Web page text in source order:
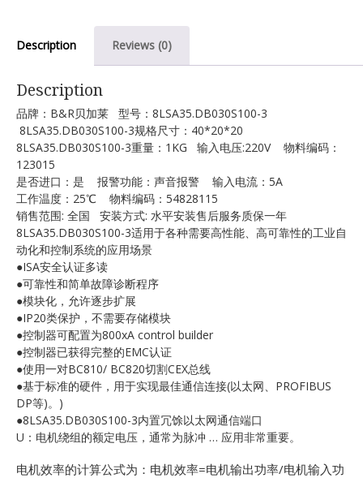
Description Reviews (0)
Description
品牌：B&R贝加莱 型号：8LSA35.DB030S100-3
8LSA35.DB030S100-3规格尺寸：40*20*20
8LSA35.DB030S100-3重量：1KG 输入电压:220V 物料编码：
123015
是否进口：是 报警功能：声音报警 输入电流：5A
工作温度：25℃ 物料编码：54828115
销售范围: 全国 安装方式: 水平安装售后服务质保一年
8LSA35.DB030S100-3适用于各种需要高性能、高可靠性的工业自
动化和控制系统的应用场景
●ISA安全认证多读
●可靠性和简单故障诊断程序
●模块化，允许逐步扩展
●IP20类保护，不需要存储模块
●控制器可配置为800xA control builder
●控制器已获得完整的EMC认证
●使用一对BC810/ BC820切割CEX总线
●基于标准的硬件，用于实现最佳通信连接(以太网、PROFIBUS
DP等)。)
●8LSA35.DB030S100-3内置冗馀以太网通信端口
U：电机绕组的额定电压，通常为脉冲 … 应用非常重要。
电机效率的计算公式为：电机效率=电机输出功率/电机输入功